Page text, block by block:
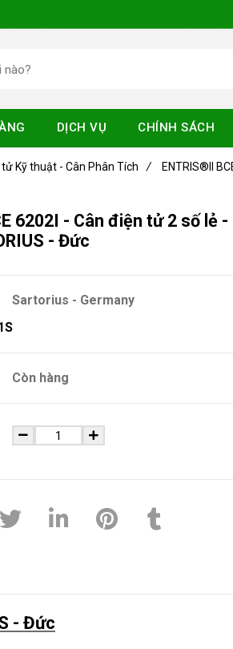
6202I - Cân điện tử 2 số lẻ -
- Đức
Sartorius - Germany
Còn hàng
- Đức
Kỹ thuật - Cân Phân Tích / ENTRIS®II
DỊCH VỤ CHÍNH SÁCH